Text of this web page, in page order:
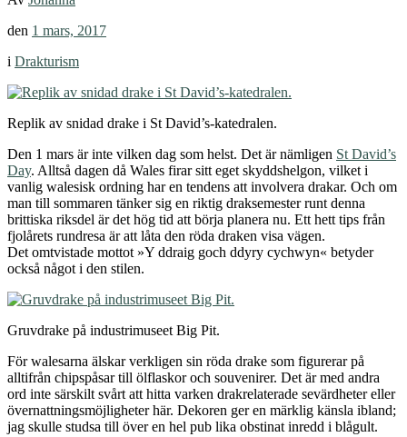
den 1 mars, 2017
i Drakturism
Replik av snidad drake i St David’s-katedralen.
Den 1 mars är inte vilken dag som helst. Det är nämligen St David’s
Day. Alltså dagen då Wales firar sitt eget skyddshelgon, vilket i
vanlig walesisk ordning har en tendens att involvera drakar. Och om
man till sommaren tänker sig en riktig draksemester runt denna
brittiska riksdel är det hög tid att börja planera nu. Ett hett tips från
fjolårets rundresa är att låta den röda draken visa vägen.
Det omtvistade mottot »Y ddraig goch ddyry cychwyn« betyder
också något i den stilen.
Gruvdrake på industrimuseet Big Pit.
För walesarna älskar verkligen sin röda drake som figurerar på
alltifrån chipspåsar till ölflaskor och souvenirer. Det är med andra
ord inte särskilt svårt att hitta varken drakrelaterade sevärdheter eller
övernattningsmöjligheter här. Dekoren ger en märklig känsla ibland;
jag skulle studsa till över en hel pub lika obstinat inredd i blågult.